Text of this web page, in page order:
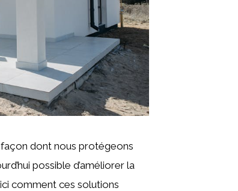
façon dont nous protégeons
possible d’améliorer la
comment ces solutions